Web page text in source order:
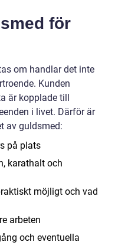
för
om handlar det inte
Kunden
är kopplade till
i livet. Därför är
av guldsmed:
på plats
karathalt och
möjligt och vad
arbeten
och eventuella